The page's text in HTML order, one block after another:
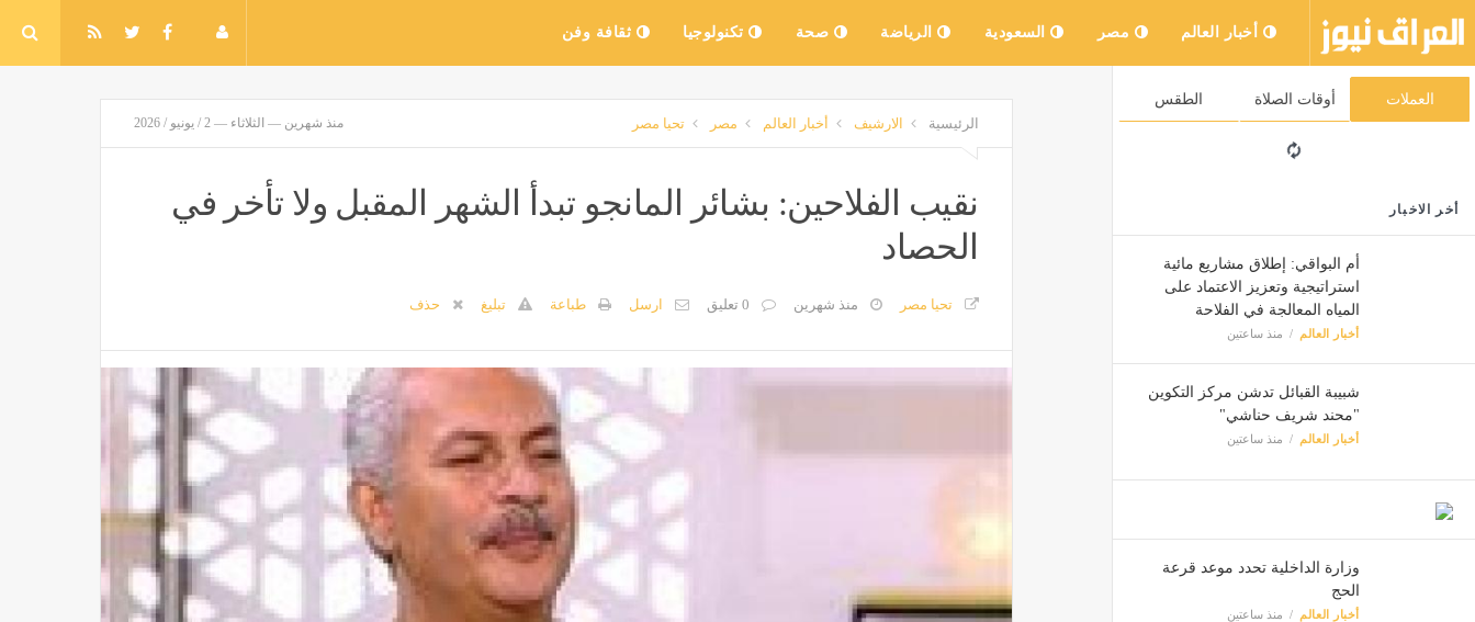
أخبار العالم مصر السعودية الرياضة صحة تكنولوجيا ثقافة وفن
العملات أوقات الصلاة الطقس
أخر الاخبار
أم البواقي: إطلاق مشاريع مائية
استراتيجية وتعزيز الاعتماد على
المياه المعالجة في الفلاحة
أخبار العالم منذ ساعتين
شبيبة القبائل تدشن مركز التكوين
"محند شريف حناشي"
أخبار العالم منذ ساعتين
وزارة الداخلية تحدد موعد قرعة
الحج
أخبار العالم منذ ساعتين
الرئيسية الارشيف أخبار العالم مصر تحيا مصر منذ شهرين — الثلاثاء — 2 / يونيو / 2026
نقيب الفلاحين: بشائر المانجو تبدأ الشهر المقبل ولا تأخر في
الحصاد
تحيا مصر منذ شهرين 0 تعليق ارسل طباعة تبليغ حذف